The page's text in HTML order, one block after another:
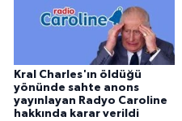
Kral Charles'ın öldüğü
yönünde sahte anons
yayınlayan Radyo Caroline
hakkında karar verildi